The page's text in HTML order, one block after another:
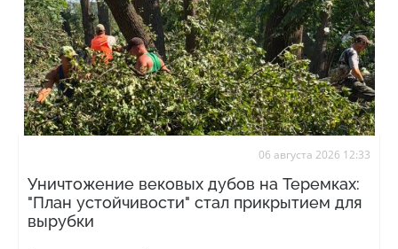
06 августа 2026 12:33
Уничтожение вековых дубов на Теремках:
"План устойчивости" стал прикрытием для
вырубки